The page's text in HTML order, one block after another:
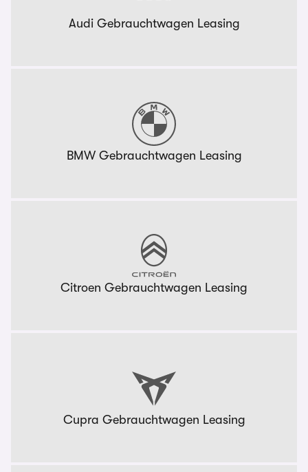
Audi Gebrauchtwagen Leasing
BMW Gebrauchtwagen Leasing
Citroen Gebrauchtwagen Leasing
Cupra Gebrauchtwagen Leasing